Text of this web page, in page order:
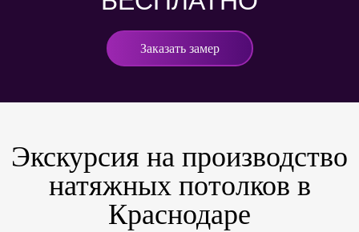
Заказать замер
Экскурсия на производство
натяжных потолков в
Краснодаре